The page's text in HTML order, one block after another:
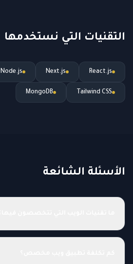
التقنيات التي نستخدمها
React.js
Next.js
Node.js
Tailwind CSS
MongoDB
الأسئلة الشائعة